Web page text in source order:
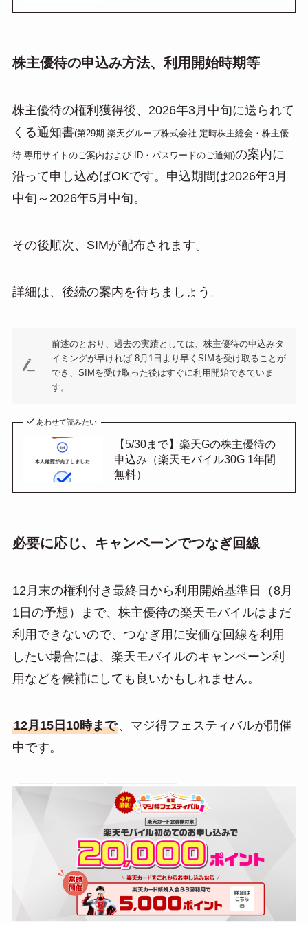
株主優待の申込み方法、利用開始時期等
株主優待の権利獲得後、2026年3月中旬に送られて
くる通知書(第29期 楽天グループ株式会社 定時株主総会・株主優
待 専用サイトのご案内および ID・パスワードのご通知)の案内に
沿って申し込めばOKです。申込期間は2026年3月
中旬～2026年5月中旬。
その後順次、SIMが配布されます。
詳細は、後続の案内を待ちましょう。
前述のとおり、過去の実績としては、株主優待の申込みタ
イミングが早ければ 8月1日より早くSIMを受け取ることが
でき、SIMを受け取った後はすぐに利用開始できていま
す。
あわせて読みたい
【5/30まで】楽天Gの株主優待の
申込み（楽天モバイル30G 1年間
無料）
必要に応じ、キャンペーンでつなぎ回線
12月末の権利付き最終日から利用開始基準日（8月
1日の予想）まで、株主優待の楽天モバイルはまだ
利用できないので、つなぎ用に安価な回線を利用
したい場合には、楽天モバイルのキャンペーン利
用などを候補にしても良いかもしれません。
12月15日10時まで、マジ得フェスティバルが開催
中です。